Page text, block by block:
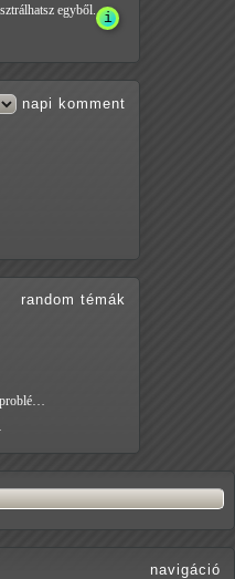
egyből.
napi komment
random témák
problé…
navigáció